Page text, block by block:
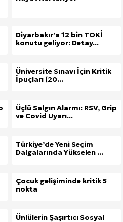
Diyarbakır’a 12 bin TOKİ
konutu geliyor: Detay...
Üniversite Sınavı İçin Kritik
İpuçları (20...
Üçlü Salgın Alarmı: RSV, Grip
ve Covid Uyarı...
Türkiye’de Yeni Seçim
Dalgalarında Yükselen ...
Çocuk gelişiminde kritik 5
nokta
Ünlülerin Şaşırtıcı Sosyal